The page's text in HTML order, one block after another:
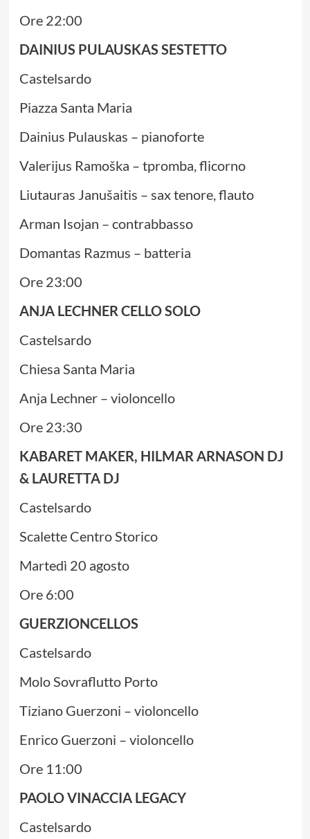
Ore 22:00
DAINIUS PULAUSKAS SESTETTO
Castelsardo
Piazza Santa Maria
Dainius Pulauskas – pianoforte
Valerijus Ramoška – tpromba, flicorno
Liutauras Janušaitis – sax tenore, flauto
Arman Isojan – contrabbasso
Domantas Razmus – batteria
Ore 23:00
ANJA LECHNER CELLO SOLO
Castelsardo
Chiesa Santa Maria
Anja Lechner – violoncello
Ore 23:30
KABARET MAKER, HILMAR ARNASON DJ
& LAURETTA DJ
Castelsardo
Scalette Centro Storico
Martedì 20 agosto
Ore 6:00
GUERZIONCELLOS
Castelsardo
Molo Sovraflutto Porto
Tiziano Guerzoni – violoncello
Enrico Guerzoni – violoncello
Ore 11:00
PAOLO VINACCIA LEGACY
Castelsardo